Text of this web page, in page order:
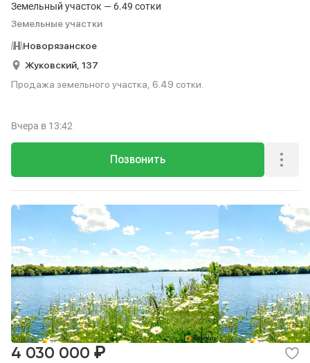
Земельный участок — 6.49 сотки
Земельные участки
Новорязанское
Жуковский, 137
Продажа земельного участка, 6.49 сотки.
Позвонить
Вчера в 13:42
4 030 000 ₽